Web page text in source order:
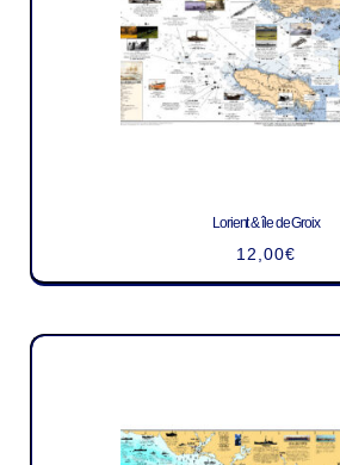
Lorient & île de Groix
12,00€